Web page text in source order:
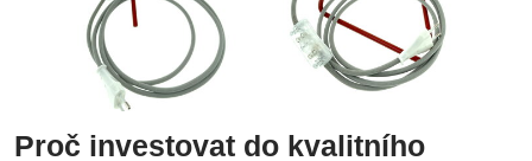
Proč investovat do kvalitního